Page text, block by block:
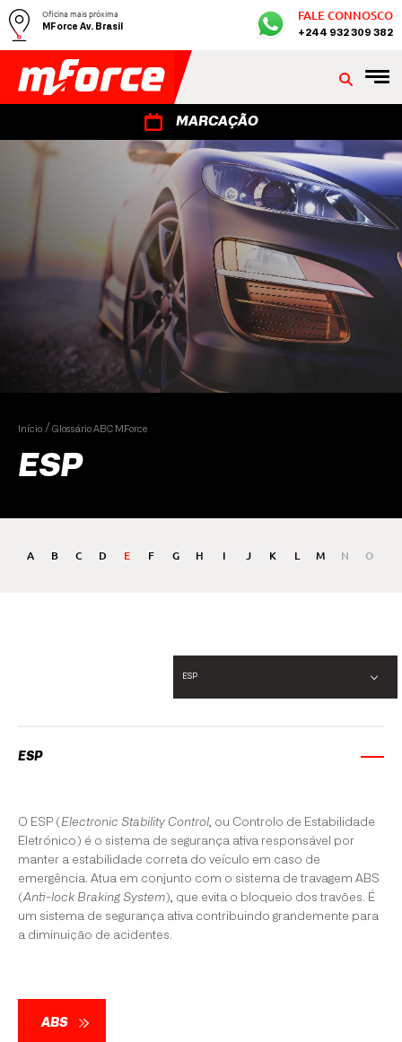
Oficina mais próxima
MForce Av. Brasil
FALE CONNOSCO
+244 932 309 382
MARCAÇÃO
Início Glossário ABC MForce
ESP
A B C D E F G H I J K L M N O
ESP
ESP
O ESP (Electronic Stability Control, ou Controlo de Estabilidade
Eletrónico) é o sistema de segurança ativa responsável por
manter a estabilidade correta do veículo em caso de
emergência. Atua em conjunto com o sistema de travagem ABS
(Anti-lock Braking System), que evita o bloqueio dos travões. É
um sistema de segurança ativa contribuindo grandemente para
a diminuição de acidentes.
ABS